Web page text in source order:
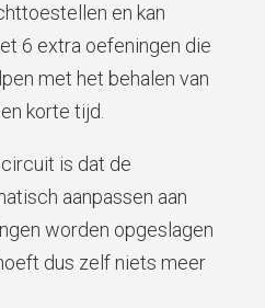
en kan
6 extra oefeningen die
met het behalen van
korte tijd.
is dat de
aanpassen aan
worden opgeslagen
dus zelf niets meer